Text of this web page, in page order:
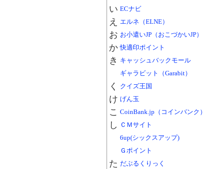
い ECナビ
え エルネ（ELNE）
お お小遣いJP（おこづかいJP）
か 快適印ポイント
き キャッシュバックモール
ギャラビット（Garabit）
く クイズ王国
け げん玉
こ CoinBank.jp（コインバンク）
し
ＣＭサイト
6up(シックスアップ)
Ｇポイント
た だぶるくりっく